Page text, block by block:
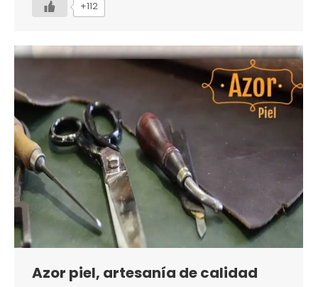
+112
Azor piel, artesanía de calidad